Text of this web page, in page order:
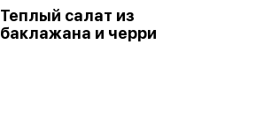
Теплый салат из
баклажана и черри